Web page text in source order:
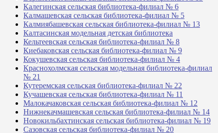
Калегинская сельская библиотека-филиал № 6
Калмашевская сельская библиотека-филиал № 5
Калмиябашевская сельская библиотека-филиал № 13
Калтасинская модельная детская библиотека
Кельтеевская сельская библиотека-филиал № 8
Киебаковская сельская библиотека-филиал № 9
Кокушевская сельская библиотека-филиал № 4
Краснохолмская сельская модельная библиотека-филиал
№ 21
Кутеремская сельская библиотека-филиал № 22
Кучашевская сельская библиотека-филиал № 11
Малокачаковская сельская библиотека-филиал № 12
Нижнекачмашевская сельская библиотека-филиал № 14
Новокильбахтинская сельская библиотека-филиал № 19
Сазовская сельская библиотека-филиал № 20